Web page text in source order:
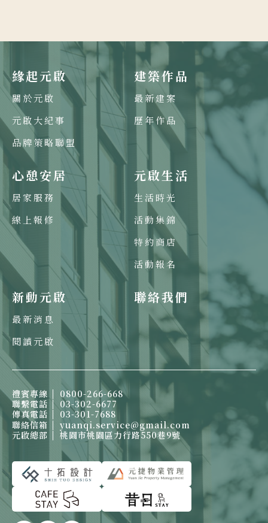
頁
緣起元啟
關於元啟
元啟大紀事
品牌策略聯盟
建築作品
最新建案
歷年作品
心憩安居
居家服務
線上報修
元啟生活
生活時光
活動集錦
特約商店
活動報名
新動元啟
最新消息
閱讀元啟
聯絡我們
禮賓專線
0800-266-668
聯繫電話
03-302-6677
傳真電話
03-301-7688
聯絡信箱
yuanqi.service@gmail.com
元啟總部
桃園市桃園區力行路550巷9號